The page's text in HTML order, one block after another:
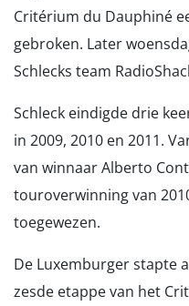
Critérium du Dauphiné
gebroken. Later
Schlecks team
Schleck eindigde drie
in 2009, 2010 en 2011.
van winnaar Alberto
touroverwinning van
toegewezen.
De Luxemburger stapte
zesde etappe van het